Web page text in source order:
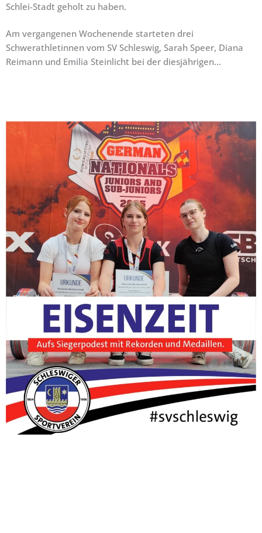
Schlei-Stadt geholt zu haben.
Am vergangenen Wochenende starteten drei
Schwerathletinnen vom SV Schleswig, Sarah Speer, Diana
Reimann und Emilia Steinlicht bei der diesjährigen…